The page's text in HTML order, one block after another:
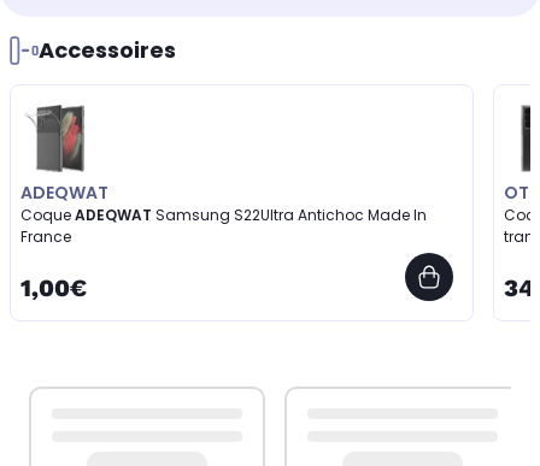
Accessoires
ADEQWAT
CoqueADEQWAT
France
1,00€